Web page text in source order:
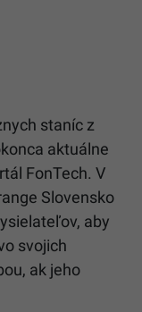
staníc z
aktuálne
FonTech. V
Slovensko
aby
svojich
ak jeho